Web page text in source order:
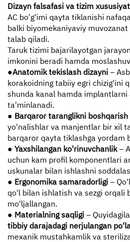
Dizayn falsafasi va tizim
AC bo'g'imi qayta tiklanishi
balki biyomekaniyaviy
talab qiladi.
Taruk tizimi bajarilayotgan
imkonini beradi hamda
●Anatomik tekislash dizayni –
korakoidning tabiiy egri chizig'ini
shunda kanal hamda
ta'minlanadi.
● Barqaror taranglikni boshqarish
yo'nalishlar va manjentlar bir xil
barqaror qayta tiklashga yordam
● Yaxshilangan ko'rinuvchanlik–
uchun kam profil komponentlari
uskunalar bilan ishlashni
● Ergonomika samaradorligi –
qo'l bilan ishlatish va sezgi orqali
mo'ljallangan.
● Materialning saqligi –
tibbiy darajadagi nerjulangan
mexanik mustahkamlik va